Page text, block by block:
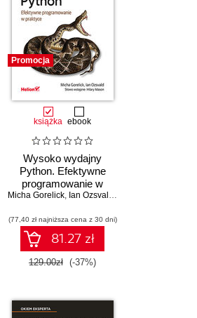
Promocja
książka ebook
Wysoko wydajny
Python. Efektywne
programowanie w
praktyce. Wydanie III
Micha Gorelick, Ian Ozsvald ,
(77,40 zł najniższa cena z 30 dni)
81.27 zł
129.00zł (-37%)